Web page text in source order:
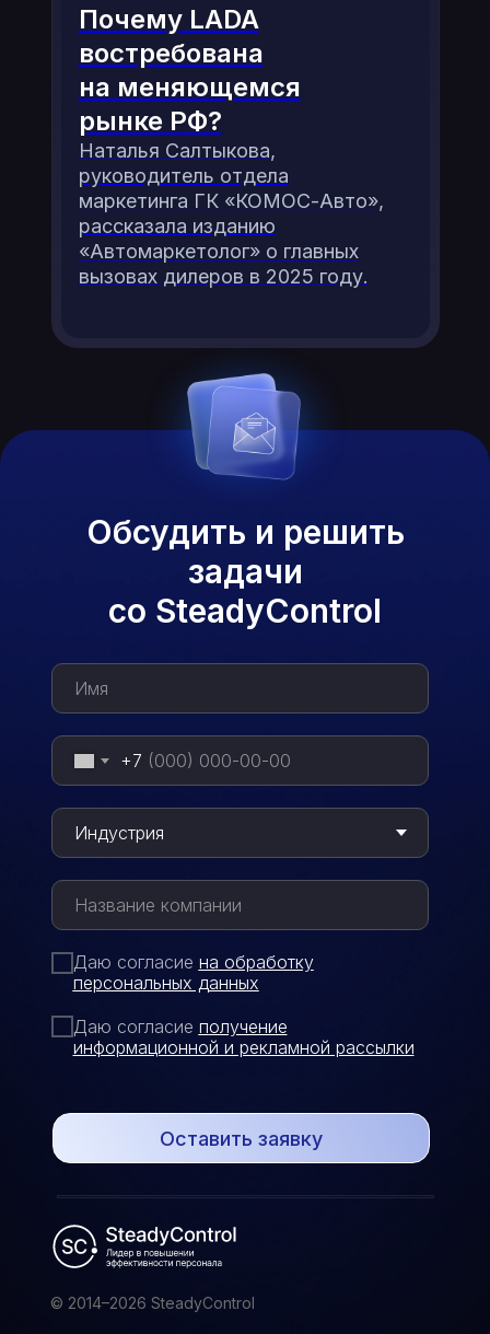
Почему LADA
востребована
на меняющемся
рынке РФ?
Наталья Салтыкова,
руководитель отдела
маркетинга ГК «КОМОС-Авто»,
рассказала изданию
«Автомаркетолог» о главных
вызовах дилеров в 2025 году.
© 2014–2026 SteadyControl
+7
Даю согласие на обработку
персональных данных
Даю согласие получение
информационной и рекламной рассылки
Оставить заявку
Обсудить и решить
задачи
со SteadyControl